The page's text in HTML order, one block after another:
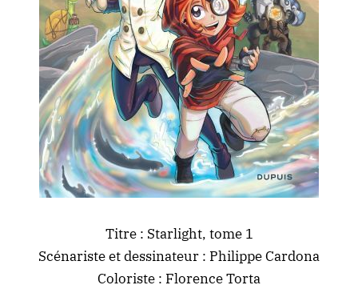
Titre : Starlight, tome 1
Scénariste et dessinateur : Philippe Cardona
Coloriste : Florence Torta